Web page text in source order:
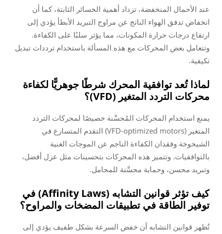
عند الأحمال المنخفضة، تزداد أهمية الخسائر الثابتة، كما أن
انخفاض تدفق الهواء الناتج عن مراوح التبريد الأبطأ يؤدي إلى
ارتفاع درجات حرارة المكونات، مما يؤثر سلبًا على الكفاءة.
وتتعامل بعض المحركات مع هذه المسألة باستخدام ترددات تبديل
تكيفية.
لماذا تُعد توافقية المحرك شرطًا جوهريًّا لكفاءة
محركات التردد المتغير (VFD)؟
يمنع استخدام المحركات المُحسَّنة خصيصًا لمحركات التردد
المتغير (VFD-optimized motors) التقدم المتسارع في
الشيخوخة وفقدان الكفاءة الناجم عن الموجات الغنية
بالتوافقيات. وتتميز هذه المحركات بتحسينات مثل عزل أفضل،
وتبريد محسن، وحماية محسَّنة للمحامل.
كيف تؤثر قوانين التشابه (Affinity Laws) في
توفير الطاقة في تطبيقات المضخات والمراوح؟
تُظهر قوانين التشابه أن خفض السرعة بشكل طفيف يؤدي إلى